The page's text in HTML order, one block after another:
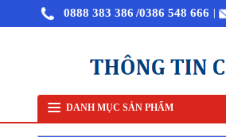
0888 383 386 /0386 548 666
DANH MỤC SẢN PHẨM